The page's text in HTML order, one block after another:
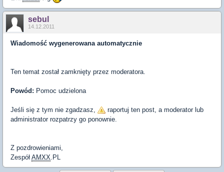
sebul
14.12.2011
Wiadomość wygenerowana automatycznie
Ten temat został zamknięty przez moderatora.
Powód: Pomoc udzielona
Jeśli się z tym nie zgadzasz,
raportuj ten post, a moderator lub
administrator rozpatrzy go ponownie.
Z pozdrowieniami,
Zespół AMXX .PL